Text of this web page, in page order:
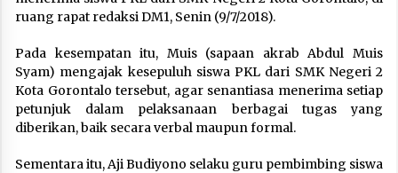
ruang rapat redaksi DM1, Senin (9/7/2018).
Pada kesempatan itu, Muis (sapaan akrab Abdul Muis
Syam) mengajak kesepuluh siswa PKL dari SMK Negeri 2
Kota Gorontalo tersebut, agar senantiasa menerima setiap
petunjuk dalam pelaksanaan berbagai tugas yang
diberikan, baik secara verbal maupun formal.
Sementara itu, Aji Budiyono selaku guru pembimbing siswa